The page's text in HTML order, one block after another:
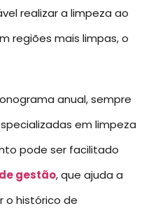
realizar a limpeza ao
regiões mais limpas, o
anual, sempre
em limpeza
pode ser facilitado
gestão, que ajuda a
o histórico de